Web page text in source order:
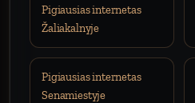
Pigiausias internetas
Žaliakalnyje
Pigiausias internetas
Senamiestyje